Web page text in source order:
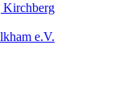
Kirchberg
e.V.